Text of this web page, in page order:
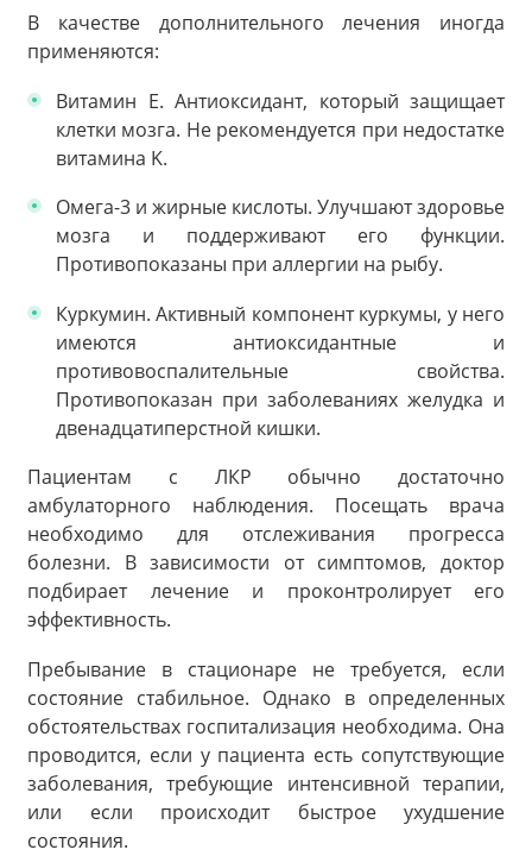
В качестве дополнительного лечения иногда
применяются:
Витамин E. Антиоксидант, который защищает
клетки мозга. Не рекомендуется при недостатке
витамина K.
Омега-3 и жирные кислоты. Улучшают здоровье
мозга и поддерживают его функции.
Противопоказаны при аллергии на рыбу.
Куркумин. Активный компонент куркумы, у него
имеются антиоксидантные и
противовоспалительные свойства.
Противопоказан при заболеваниях желудка и
двенадцатиперстной кишки.
Пациентам с ЛКР обычно достаточно
амбулаторного наблюдения. Посещать врача
необходимо для отслеживания прогресса
болезни. В зависимости от симптомов, доктор
подбирает лечение и проконтролирует его
эффективность.
Пребывание в стационаре не требуется, если
состояние стабильное. Однако в определенных
обстоятельствах госпитализация необходима. Она
проводится, если у пациента есть сопутствующие
заболевания, требующие интенсивной терапии,
или если происходит быстрое ухудшение
состояния.